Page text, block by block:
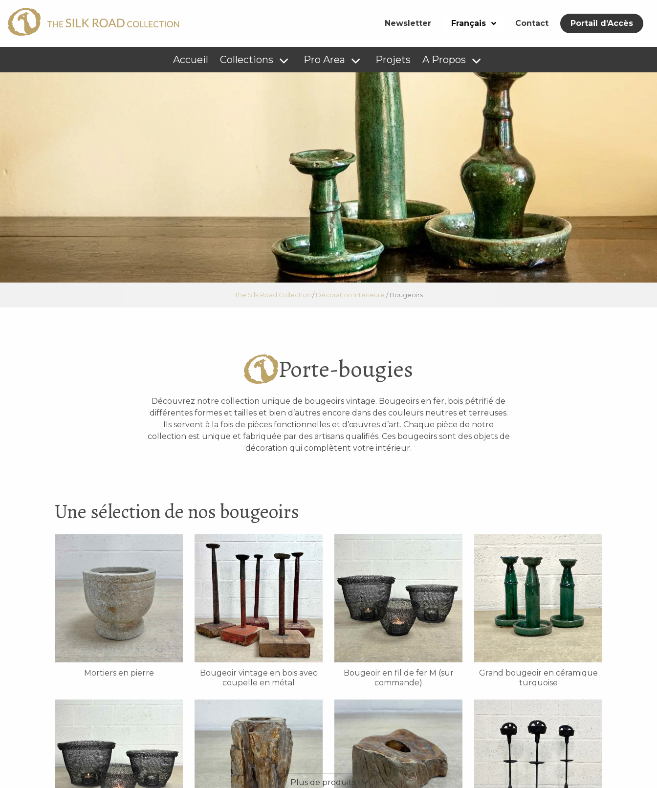
Newsletter Français Contact Portail d’Accès
Accueil Collections Pro Area Projets A Propos
The Silk Road Collection / Décoration intérieure / Bougeoirs
Porte-bougies
Découvrez notre collection unique de bougeoirs vintage. Bougeoirs en fer, bois pétrifié de
différentes formes et tailles et bien d’autres encore dans des couleurs neutres et terreuses.
Ils servent à la fois de pièces fonctionnelles et d’œuvres d’art. Chaque pièce de notre
collection est unique et fabriquée par des artisans qualifiés. Ces bougeoirs sont des objets de
décoration qui complètent votre intérieur.
Une sélection de nos bougeoirs
Mortiers en pierre
Bougeoir vintage en bois avec
coupelle en métal
Bougeoir en fil de fer M (sur
commande)
Grand bougeoir en céramique
turquoise
Plus de produits